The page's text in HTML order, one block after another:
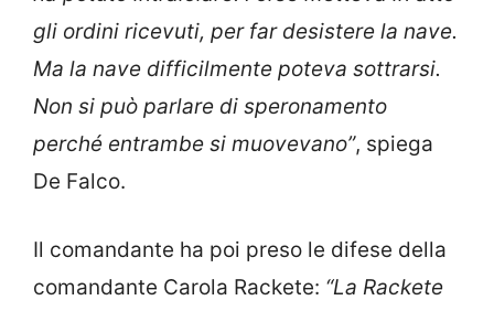
gli ordini ricevuti, per far desistere la nave.
Ma la nave difficilmente poteva sottrarsi.
Non si può parlare di speronamento
perché entrambe si muovevano”, spiega
De Falco.
Il comandante ha poi preso le difese della
comandante Carola Rackete: “La Rackete